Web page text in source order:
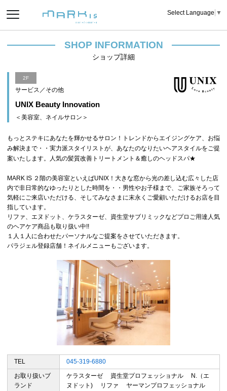
Select Language ▼
SHOP INFORMATION
ショップ詳細
2F
サービス／その他
UNIX Beauty Innovation
＜美容室、ネイルサロン＞
もっとステキにあなたを輝かせるサロン！トレンドからエイジングケア、お悩
み解決まで・・実力派スタイリストが、あなたのなりたいヘアスタイルをご提
案いたします。人気の髪質改善トリートメント＆癒しのヘッドスパ★
MARK IS ２階の美容室といえばUNIX！大きな窓から光の差し込む広々した店
内で非日常的なゆったりとした時間を・・男性やお子様まで、ご家族そろって
気軽にご来店いただける、そしてみなさまに末永くご愛顧いただけるお店を目
指しています。
リファ、エヌドット、ケラスターゼ、資生堂サブリミックなどプロご用達人気
のヘアケア商品も取り扱い中!!
１人１人に合わせたパーソナルなご提案をさせていただきます。
パラジェル登録店舗！ネイルメニューもございます。
TEL
045-319-6880
お取り扱いブ
ランド
ケラスターゼ 資生堂プロフェッショナル N.（エ
ヌドット) リファ ヤーマンプロフェッショナル